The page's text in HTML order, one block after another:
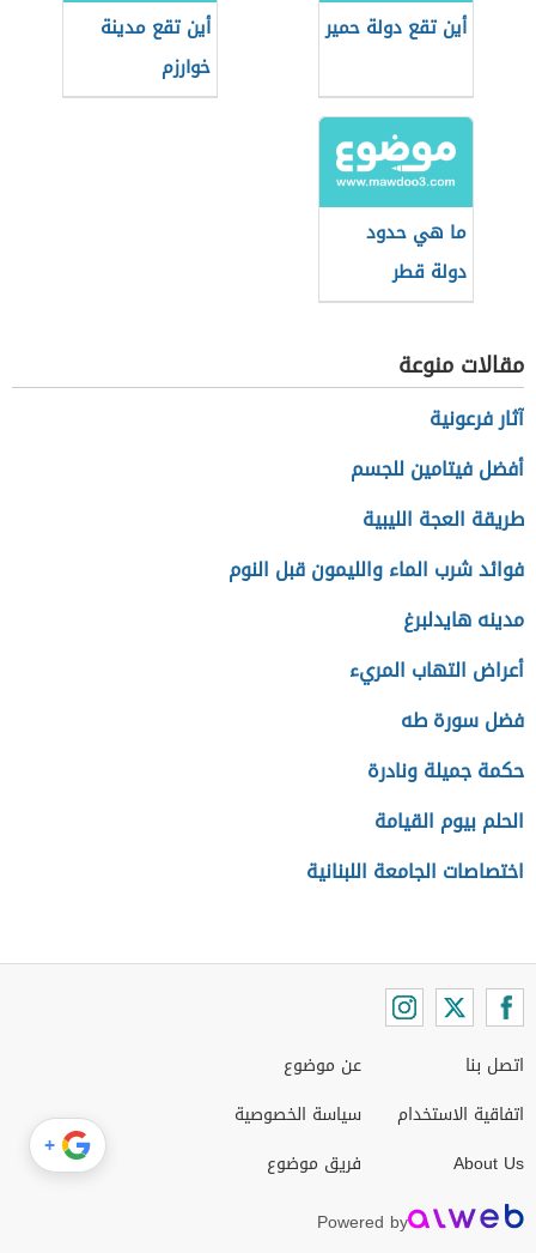
أين تقع دولة حمير
أين تقع مدينة
خوارزم
ما هي حدود
دولة قطر
مقالات منوعة
آثار فرعونية
أفضل فيتامين للجسم
طريقة العجة الليبية
فوائد شرب الماء والليمون قبل النوم
مدينه هايدلبرغ
أعراض التهاب المريء
فضل سورة طه
حكمة جميلة ونادرة
الحلم بيوم القيامة
اختصاصات الجامعة اللبنانية
اتصل بنا
اتفاقية الاستخدام
About Us
عن موضوع
سياسة الخصوصية
فريق موضوع
Powered by
+